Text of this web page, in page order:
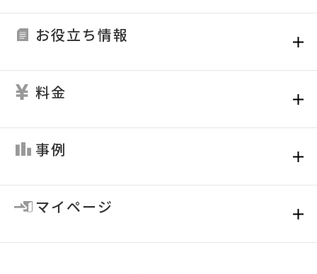
お役立ち情報
料金
事例
マイページ